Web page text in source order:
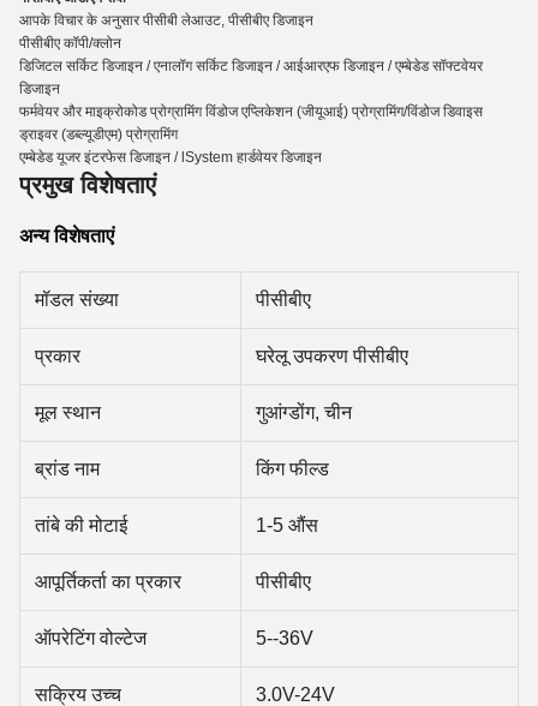
आपके विचार के अनुसार पीसीबी लेआउट, पीसीबीए डिजाइन
पीसीबीए कॉपी/क्लोन
डिजिटल सर्किट डिजाइन / एनालॉग सर्किट डिजाइन / आईआरएफ डिजाइन / एम्बेडेड सॉफ्टवेयर
डिजाइन
फर्मवेयर और माइक्रोकोड प्रोग्रामिंग विंडोज एप्लिकेशन (जीयूआई) प्रोग्रामिंग/विंडोज डिवाइस
ड्राइवर (डब्ल्यूडीएम) प्रोग्रामिंग
एम्बेडेड यूजर इंटरफेस डिजाइन / lSystem हार्डवेयर डिजाइन
प्रमुख विशेषताएं
अन्य विशेषताएं
मॉडल संख्या पीसीबीए
प्रकार घरेलू उपकरण पीसीबीए
मूल स्थान गुआंग्डोंग, चीन
ब्रांड नाम किंग फील्ड
तांबे की मोटाई 1-5 औंस
आपूर्तिकर्ता का प्रकार पीसीबीए
ऑपरेटिंग वोल्टेज 5--36V
सक्रिय उच्च 3.0V-24V